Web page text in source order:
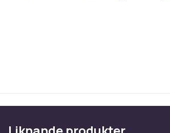
Detta är ett utmärkt val för dig som